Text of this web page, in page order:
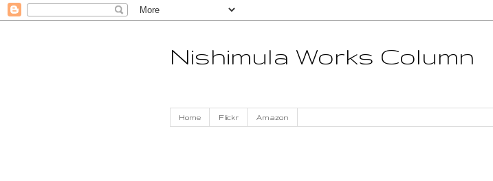
Nishimula Works Column
Home Flickr Amazon